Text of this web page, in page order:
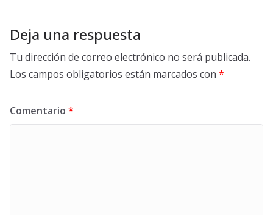
Deja una respuesta
Tu dirección de correo electrónico no será publicada.
Los campos obligatorios están marcados con *
Comentario *